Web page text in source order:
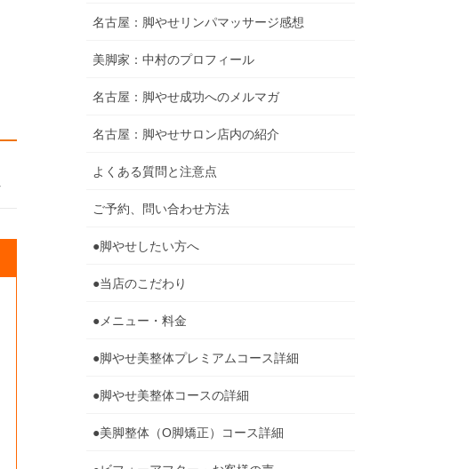
名古屋：脚やせリンパマッサージ感想
美脚家：中村のプロフィール
名古屋：脚やせ成功へのメルマガ
名古屋：脚やせサロン店内の紹介
よくある質問と注意点
ご予約、問い合わせ方法
●脚やせしたい方へ
●当店のこだわり
●メニュー・料金
●脚やせ美整体プレミアムコース詳細
●脚やせ美整体コースの詳細
●美脚整体（O脚矯正）コース詳細